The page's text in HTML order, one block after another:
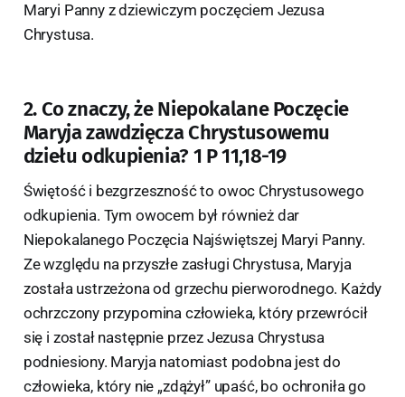
Maryi Panny z dziewiczym poczęciem Jezusa
Chrystusa.
2. Co znaczy, że Niepokalane Poczęcie
Maryja zawdzięcza Chrystusowemu
dziełu odkupienia? 1 P 11,18-19
Świętość i bezgrzeszność to owoc Chrystusowego
odkupienia. Tym owocem był również dar
Niepokalanego Poczęcia Najświętszej Maryi Panny.
Ze względu na przyszłe zasługi Chrystusa, Maryja
została ustrzeżona od grzechu pierworodnego. Każdy
ochrzczony przypomina człowieka, który przewrócił
się i został następnie przez Jezusa Chrystusa
podniesiony. Maryja natomiast podobna jest do
człowieka, który nie „zdążył” upaść, bo ochroniła go